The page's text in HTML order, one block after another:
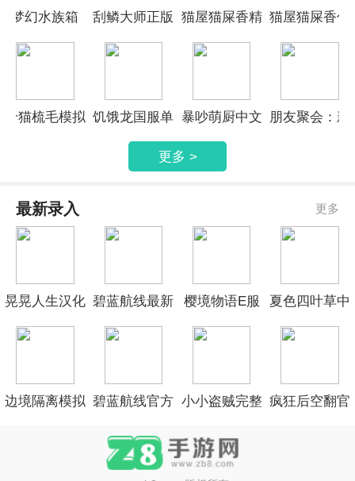
梦幻水族箱
刮鳞大师正版 猫屋猫屎香精 猫屋猫屎香付
给猫梳毛模拟 饥饿龙国服单 暴吵萌厨中文 朋友聚会：新
更多 >
最新录入 更多
晃晃人生汉化 碧蓝航线最新
樱境物语E服
夏色四叶草中
边境隔离模拟 碧蓝航线官方 小小盗贼完整 疯狂后空翻官